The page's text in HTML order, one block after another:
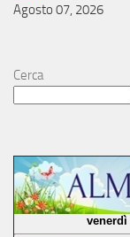
Agosto 07, 2026
Cerca